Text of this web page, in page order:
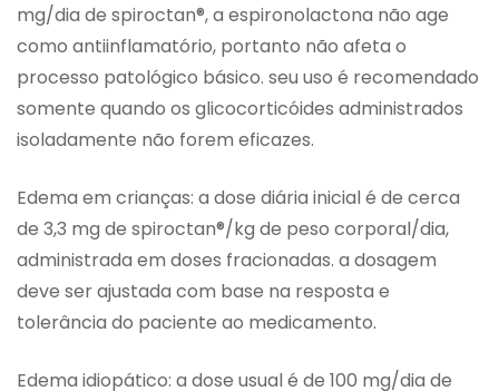
mg/dia de spiroctan®, a espironolactona não age
como antiinflamatório, portanto não afeta o
processo patológico básico. seu uso é recomendado
somente quando os glicocorticóides administrados
isoladamente não forem eficazes.
Edema em crianças: a dose diária inicial é de cerca
de 3,3 mg de spiroctan®/kg de peso corporal/dia,
administrada em doses fracionadas. a dosagem
deve ser ajustada com base na resposta e
tolerância do paciente ao medicamento.
Edema idiopático: a dose usual é de 100 mg/dia de